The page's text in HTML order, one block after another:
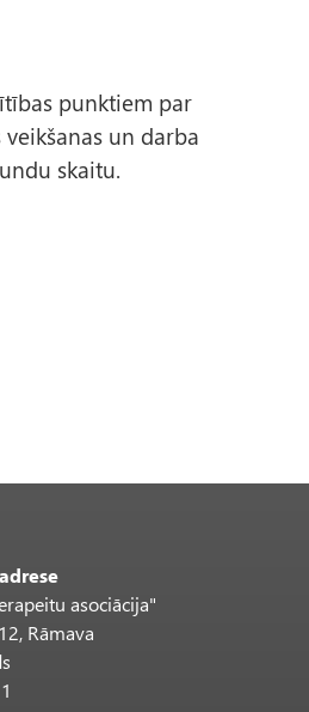
punktiem par
un darba
skaitu.
asociācija"
Rāmava